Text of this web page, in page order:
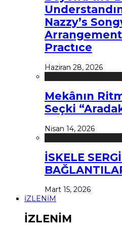
Nazzy’s
Practıce
Haziran 28, 2026
Mekânın
Seçki
Nisan 14, 2026
İSKELE
Mart 15, 2026
İZLENİM
İZLENİM